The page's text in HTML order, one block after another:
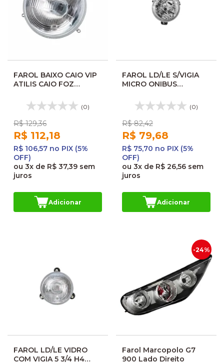
FAROL BAIXO CAIO VIP
ATILIS CAIO FOZ
FL489SL FV138 113149
(0)
R$ 129,36
R$ 112,18
R$ 106,57 no PIX (5%
OFF)
ou 3x de R$ 37,39 sem
juros
Adicionar
FAROL LD/LE S/VIGIA
MICRO ONIBUS
FV883RV
(0)
R$ 82,42
R$ 79,68
R$ 75,70 no PIX (5%
OFF)
ou 3x de R$ 26,56 sem
juros
Adicionar
FAROL LD/LE VIDRO
COM VIGIA 5 3/4 H4
-24%
Farol Marcopolo G7
900 Lado Direito